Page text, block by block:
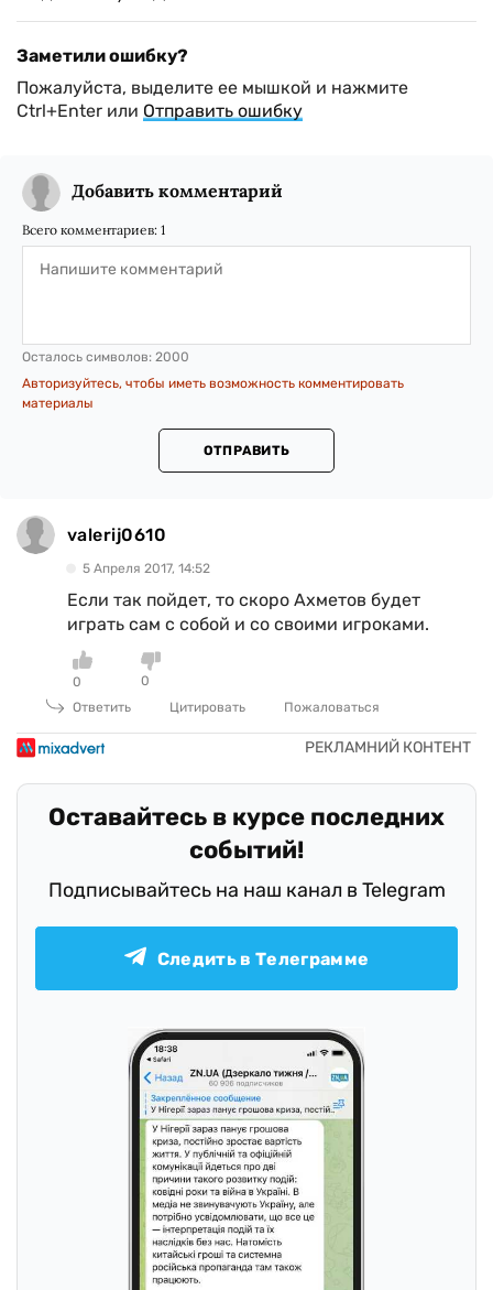
Заметили ошибку?
Пожалуйста, выделите ее мышкой и нажмите
Ctrl+Enter или Отправить ошибку
Добавить комментарий
Всего комментариев: 1
Осталось символов: 2000
Авторизуйтесь, чтобы иметь возможность комментировать
материалы
ОТПРАВИТЬ
valerij0610
5 Апреля 2017, 14:52
Если так пойдет, то скоро Ахметов будет
играть сам с собой и со своими игроками.
0
0
Ответить
Цитировать Пожаловаться
Оставайтесь в курсе последних
событий!
Подписывайтесь на наш канал в Telegram
Следить в Телеграмме